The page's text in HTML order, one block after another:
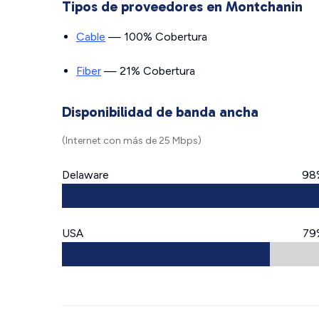
Tipos de proveedores en Montchanin
Cable — 100% Cobertura
Fiber — 21% Cobertura
Disponibilidad de banda ancha
(Internet con más de 25 Mbps)
Delaware
USA